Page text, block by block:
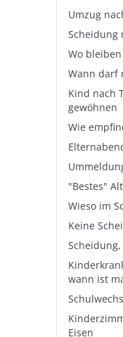
Umzug
Scheidung
Wo
Wann darf
Kind nach
gewöhnen
Wie
"Bestes"
Wieso im
Keine
wann ist
Eisen